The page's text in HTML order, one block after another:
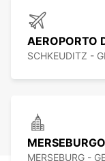
AEROPORTO
SCHKEUDITZ -
MERSEBURGO
MERSEBURG -